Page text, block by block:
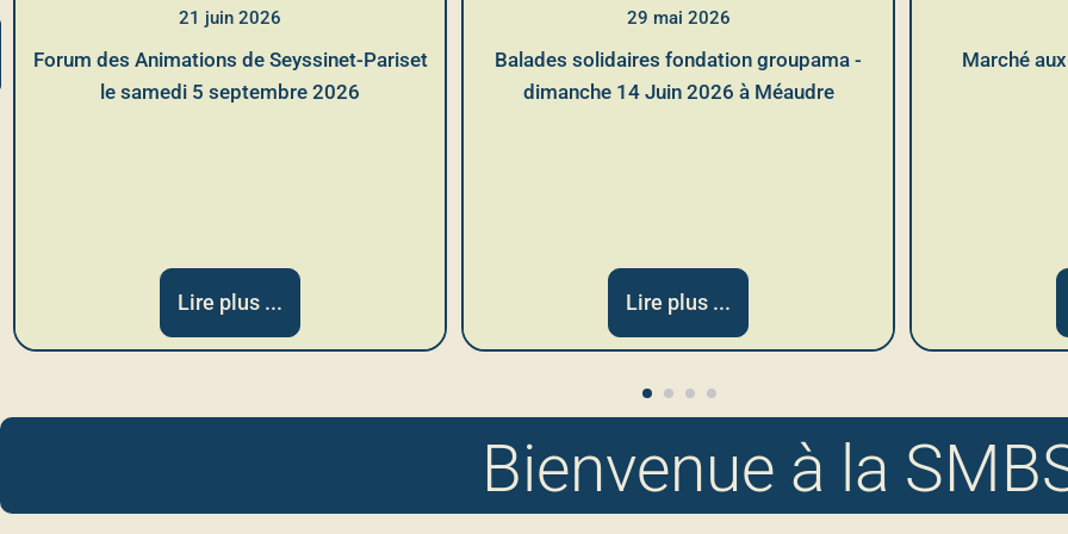
21 juin 2026
Forum des Animations de Seyssinet-Pariset
le samedi 5 septembre 2026
Lire plus ...
29 mai 2026
Balades solidaires fondation groupama -
dimanche 14 Juin 2026 à Méaudre
Lire plus ...
Marché
Bienvenue à la